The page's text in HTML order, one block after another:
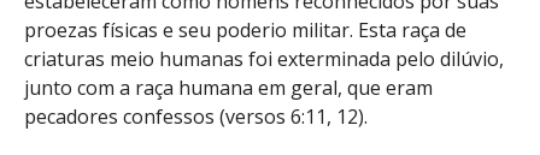
proezas físicas e seu poderio militar. Esta raça de
criaturas meio humanas foi exterminada pelo dilúvio,
junto com a raça humana em geral, que eram
pecadores confessos (versos 6:11, 12).